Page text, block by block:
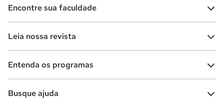
Cursos técnicos
Escolas
Encontre sua faculdade
Comunidade Quero
Leia nossa revista
Entenda os programas
Busque ajuda